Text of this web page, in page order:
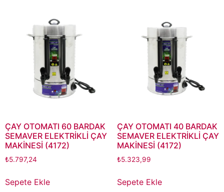
ÇAY OTOMATI 60 BARDAK
SEMAVER ELEKTRİKLİ ÇAY
MAKİNESİ (4172)
₺5.797,24
Sepete Ekle
ÇAY OTOMATI 40 BARDAK
SEMAVER ELEKTRİKLİ ÇAY
MAKİNESİ (4172)
₺5.323,99
Sepete Ekle